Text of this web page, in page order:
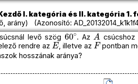
I. kategória és II. kategória
(Azonosító:
levő szög
60∘
. Az
A
rendre az
E
, illetve az
F
pontban
hosszának aránya?